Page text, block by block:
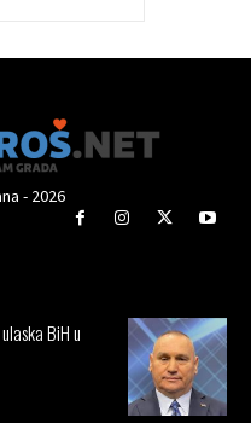
- 2026
BiH u